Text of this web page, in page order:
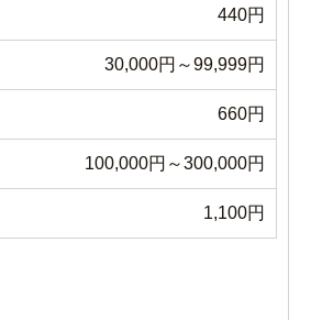
440円
30,000円～99,999円
660円
100,000円～300,000円
1,100円